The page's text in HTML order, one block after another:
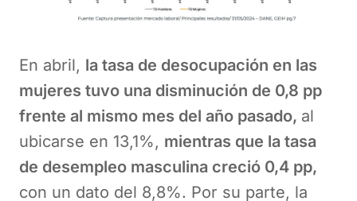
En abril, la tasa de desocupación en las
mujeres tuvo una disminución de 0,8 pp
frente al mismo mes del año pasado, al
ubicarse en 13,1%, mientras que la tasa
de desempleo masculina creció 0,4 pp,
con un dato del 8,8%. Por su parte, la